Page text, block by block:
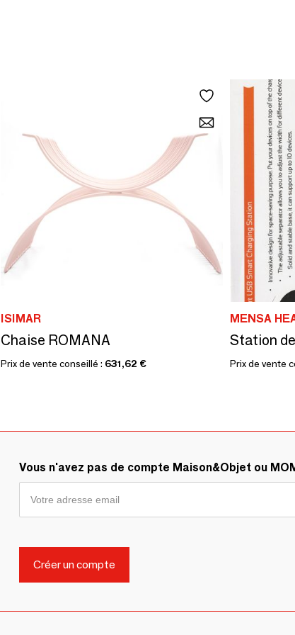
ISIMAR
Chaise ROMANA
Prix de vente conseillé : 631,62 €
MENSA
Prix de vente
Vous n'avez pas de compte Maison&Objet ou